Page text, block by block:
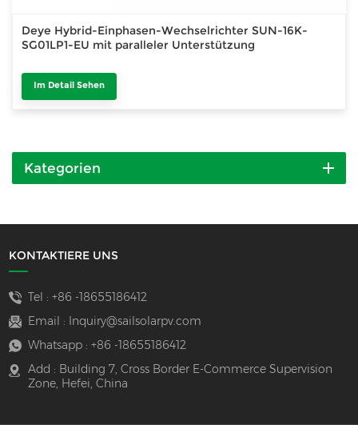
Deye Hybrid-Einphasen-Wechselrichter SUN-16K-
SG01LP1-EU mit paralleler Unterstützung
Im Detail Sehen
Kategorien
KONTAKTIERE UNS
Tel : +86 -18655186412
Email :
Inquiry@sailsolarpv.com
Whatsapp : +86 -18655186412
Add : Building 7, Cross Border E-Commerce Supervision
Zone, Hefei, China